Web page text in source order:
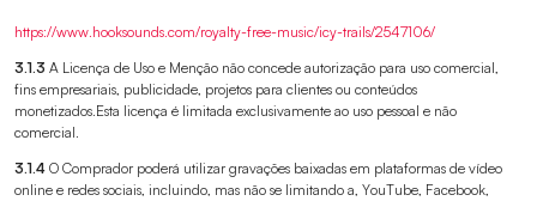
https://www.hooksounds.com/royalty-free-music/icy-trails/2547106/
3.1.3 A Licença de Uso e Menção não concede autorização para uso comercial,
fins empresariais, publicidade, projetos para clientes ou conteúdos
monetizados.Esta licença é limitada exclusivamente ao uso pessoal e não
comercial.
3.1.4 O Comprador poderá utilizar gravações baixadas em plataformas de vídeo
online e redes sociais, incluindo, mas não se limitando a, YouTube, Facebook,